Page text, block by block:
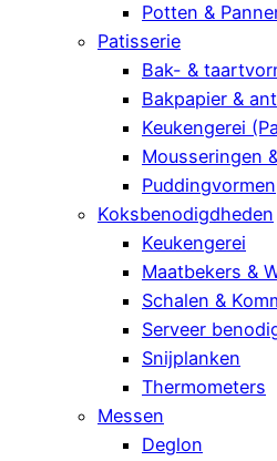
Potten &
Patisserie
Bak- &
Bakpapier &
Keukengerei
Mousseringen
Puddingvormen
Koksbenodigdheden
Keukengerei
Maatbekers &
Schalen &
Serveer
Snijplanken
Thermometers
Messen
Deglon